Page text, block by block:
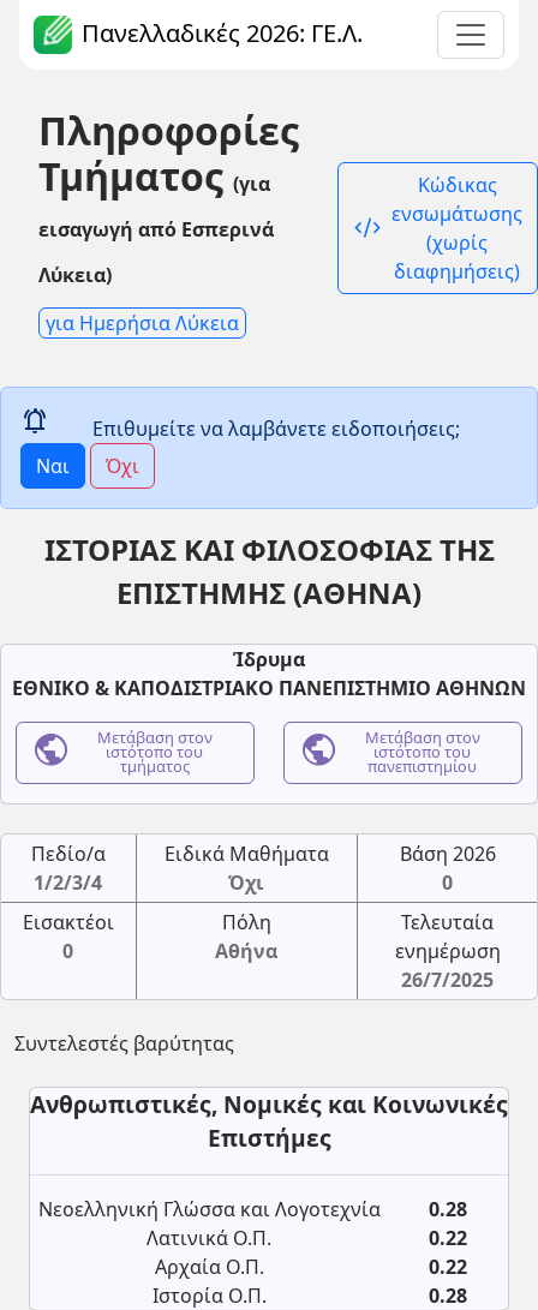
Πανελλαδικές 2026: ΓΕ.Λ.
Πληροφορίες
Τμήματος (για
εισαγωγή από Εσπερινά
Λύκεια)
για Ημερήσια Λύκεια
code_xml
Κώδικας
ενσωμάτωσης
(χωρίς
διαφημήσεις)
notifications_active
Επιθυμείτε να λαμβάνετε ειδοποιήσεις;
Ναι
Όχι
ΙΣΤΟΡΙΑΣ ΚΑΙ ΦΙΛΟΣΟΦΙΑΣ ΤΗΣ
ΕΠΙΣΤΗΜΗΣ (ΑΘΗΝΑ)
Ίδρυμα
ΕΘΝΙΚΟ & ΚΑΠΟΔΙΣΤΡΙΑΚΟ ΠΑΝΕΠΙΣΤΗΜΙΟ ΑΘΗΝΩΝ
public Μετάβαση στον
ιστότοπο του
τμήματος public Μετάβαση στον
ιστότοπο του
πανεπιστημίου
Πεδίο/α
1/2/3/4
Ειδικά Μαθήματα
Όχι
Βάση 2026
0
Εισακτέοι
0
Πόλη
Αθήνα
Τελευταία
ενημέρωση
26/7/2025
Συντελεστές βαρύτητας
Ανθρωπιστικές, Νομικές και Κοινωνικές
Επιστήμες
Νεοελληνική Γλώσσα και Λογοτεχνία
0.28
Λατινικά Ο.Π.
0.22
Αρχαία Ο.Π.
0.22
Ιστορία Ο.Π.
0.28